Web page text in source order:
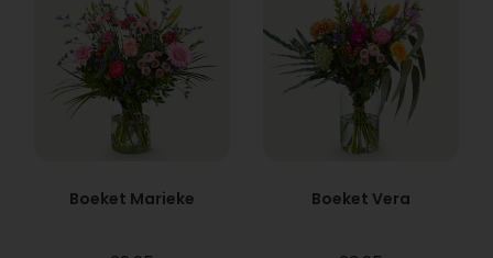
Boeket Marieke Boeket Vera